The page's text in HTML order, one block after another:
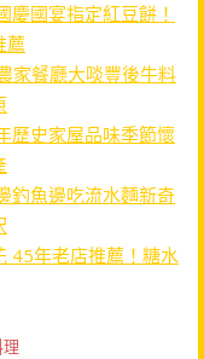
慶國宴指定紅豆餅！
薦
家餐廳大啖豐後牛料
歷史家屋品味季節懷
釣魚邊吃流水麵新奇
45年老店推薦！糖水
理